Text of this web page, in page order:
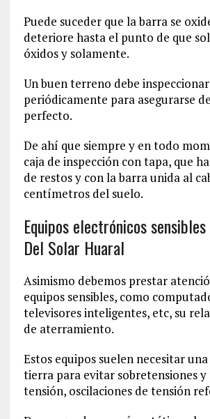
Puede suceder que la barra se
deteriore hasta el punto de que
óxidos y solamente.
Un buen terreno debe
periódicamente para asegurarse
perfecto.
De ahí que siempre y en todo
caja de inspección con tapa, que
de restos y con la barra unida al
centímetros del suelo.
Equipos electrónicos
Del Solar Huaral
Asimismo debemos prestar
equipos sensibles, como
televisores inteligentes, etc, su
de aterramiento.
Estos equipos suelen necesitar
tierra para evitar sobretensiones y
tensión, oscilaciones de tensión